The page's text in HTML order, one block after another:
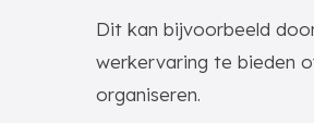
Dit kan bijvoorbeeld
werkervaring te bieden
organiseren.